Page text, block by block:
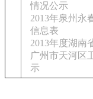
情况公示
2013年泉州永
信息表
2013年度湖南
广州市天河区
示